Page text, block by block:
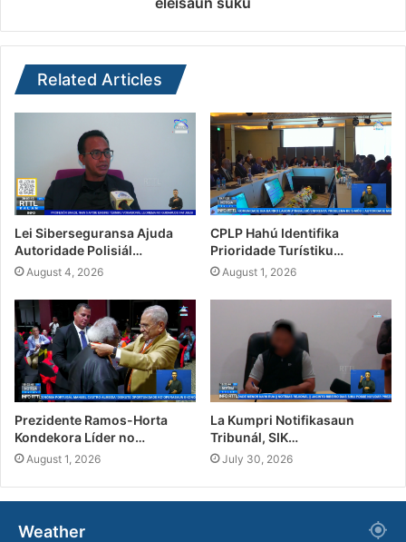
Related Articles
Lei Siberseguransa Ajuda
Autoridade Polisiál…
August 4, 2026
CPLP Hahú Identifika
Prioridade Turístiku…
August 1, 2026
Prezidente Ramos-Horta
Kondekora Líder no…
August 1, 2026
La Kumpri Notifikasaun
Tribunál, SIK…
July 30, 2026
Weather